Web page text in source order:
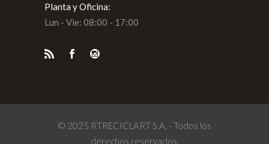
Planta y Oficina:
Lun - Vie: 08:00 - 17:00
© 2025 RTRECICLART S.A. - Todos los
derechos reservados.